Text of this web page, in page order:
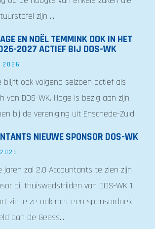
zijn ...
EN NOËL TEMMINK OOK IN HET
2027 ACTIEF BIJ DOS-WK
2026
blijft ook volgend seizoen actief als
van DOS-WK. Hage is bezig aan zijn
bij de vereniging uit Enschede-Zuid.
NIEUWE SPONSOR DOS-WK
jaren zal 2.0 Accountants te zien zijn
bij thuiswedstrijden van DOS-WK 1
zie je ze ook met een sponsordoek
aan de Geess...